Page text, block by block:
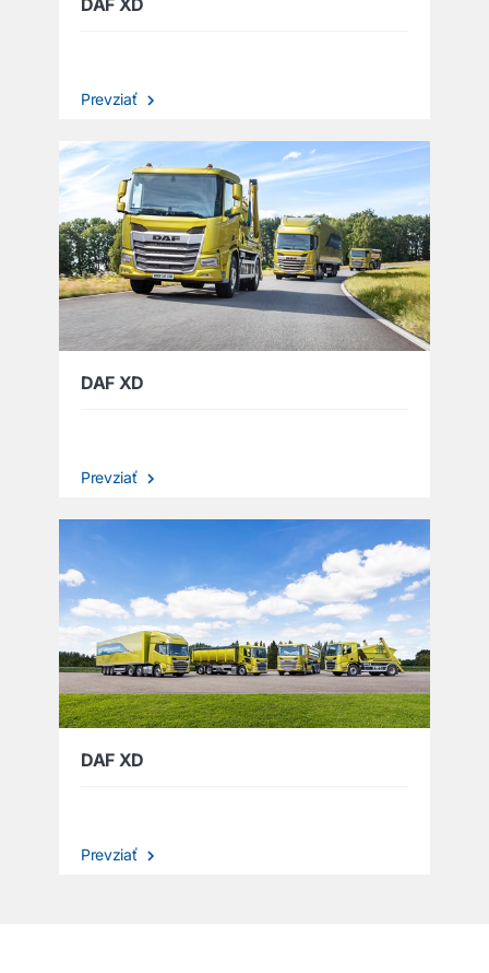
DAF XD
Prevziať
DAF XD
Prevziať
DAF XD
Prevziať